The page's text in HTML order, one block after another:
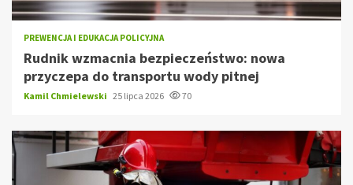
PREWENCJA I EDUKACJA POLICYJNA
Rudnik wzmacnia bezpieczeństwo: nowa
przyczepa do transportu wody pitnej
Kamil Chmielewski 25 lipca 2026 70